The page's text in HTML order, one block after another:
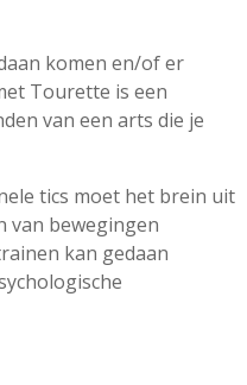
komen en/of er
Tourette is een
van een arts die je
tics moet het brein uit
van bewegingen
kan gedaan